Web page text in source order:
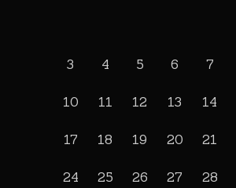
3 4 5 6 7
10 11 12 13 14
17 18 19 20 21
24 25 26 27 28